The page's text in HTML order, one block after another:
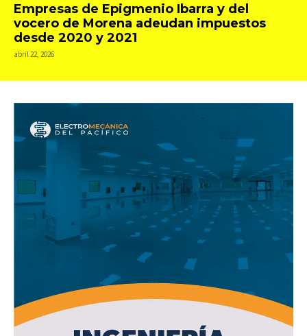
Empresas de Epigmenio Ibarra y del
vocero de Morena adeudan impuestos
desde 2020 y 2021
abril 22, 2026